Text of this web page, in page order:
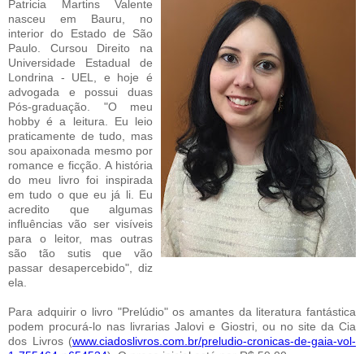
Patricia Martins Valente
nasceu em Bauru, no
interior do Estado de São
Paulo. Cursou Direito na
Universidade Estadual de
Londrina - UEL, e hoje é
advogada e possui duas
Pós-graduação. "O meu
hobby é a leitura. Eu leio
praticamente de tudo, mas
sou apaixonada mesmo por
romance e ficção. A história
do meu livro foi inspirada
em tudo o que eu já li. Eu
acredito que algumas
influências vão ser visíveis
para o leitor, mas outras
são tão sutis que vão
passar desapercebido", diz
ela.
Para adquirir o livro "Prelúdio" os amantes da literatura fantástica
podem procurá-lo nas livrarias Jalovi e Giostri, ou no site da Cia
dos Livros (www.ciadoslivros.com.br/preludio-cronicas-de-gaia-vol-